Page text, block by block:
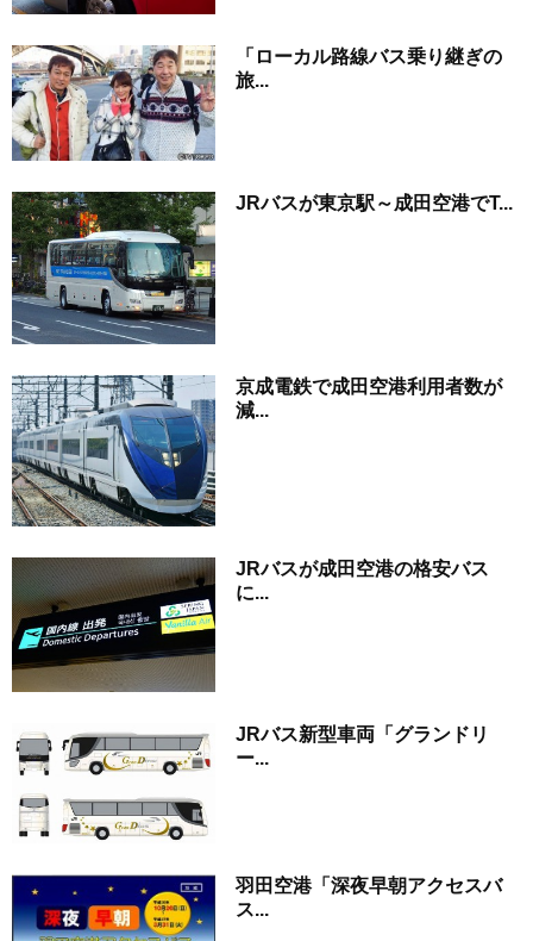
「ローカル路線バス乗り継ぎの
旅...
JRバスが東京駅～成田空港でT...
京成電鉄で成田空港利用者数が
減...
JRバスが成田空港の格安バス
に...
JRバス新型車両「グランドリ
ー...
羽田空港「深夜早朝アクセスバ
ス...